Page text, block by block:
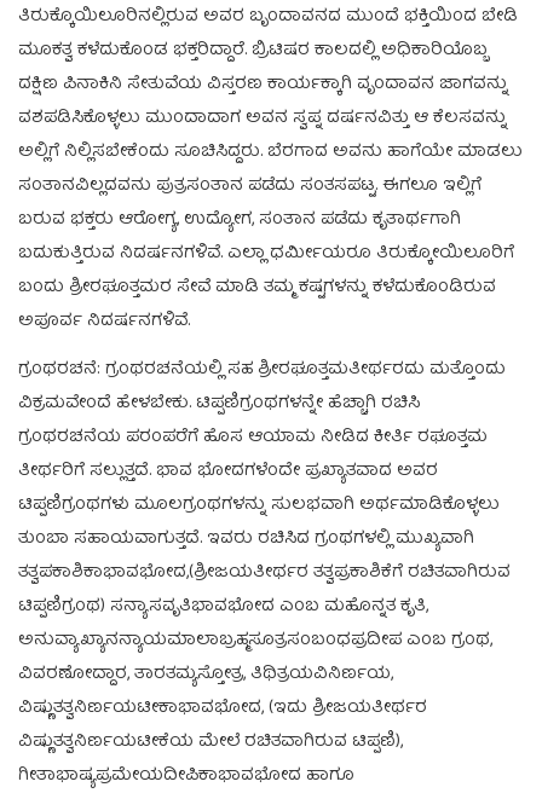
ತಿರುಕ್ಕೊಯಿಲೂರಿನಲ್ಲಿರುವ ಅವರ ಬೃಂದಾವನದ ಮುಂದೆ ಭಕ್ತಿಯಿಂದ ಬೇಡಿ
ಮೂಕತ್ವ ಕಳೆದುಕೊಂಡ ಭಕ್ತರಿದ್ದಾರೆ. ಬ್ರಿಟಿಷರ ಕಾಲದಲ್ಲಿ ಅಧಿಕಾರಿಯೊಬ್ಬ
ದಕ್ಷಿಣ ಪಿನಾಕಿನಿ ಸೇತುವೆಯ ವಿಸ್ತರಣ ಕಾರ್ಯಕ್ಕಾಗಿ ವೃಂದಾವನ ಜಾಗವನ್ನು
ವಶಪಡಿಸಿಕೊಳ್ಳಲು ಮುಂದಾದಾಗ ಅವನ ಸ್ವಪ್ನ ದರ್ಷನವಿತ್ತು ಆ ಕೆಲಸವನ್ನು
ಅಲ್ಲಿಗೆ ನಿಲ್ಲಿಸಬೇಕೆಂದು ಸೂಚಿಸಿದ್ದರು. ಬೆರಗಾದ ಅವನು ಹಾಗೆಯೇ ಮಾಡಲು
ಸಂತಾನವಿಲ್ಲದವನು ಪುತ್ರಸಂತಾನ ಪಡೆದು ಸಂತಸಪಟ್ಟ. ಈಗಲೂ ಇಲ್ಲಿಗೆ
ಬರುವ ಭಕ್ತರು ಆರೋಗ್ಯ, ಉದ್ಯೋಗ, ಸಂತಾನ ಪಡೆದು ಕೃತಾರ್ಥಗಾಗಿ
ಬದುಕುತ್ತಿರುವ ನಿದರ್ಷನಗಳಿವೆ. ಎಲ್ಲಾ ಧರ್ಮೀಯರೂ ತಿರುಕ್ಕೋಯಿಲೂರಿಗೆ
ಬಂದು ಶ್ರೀರಘೂತ್ತಮರ ಸೇವೆ ಮಾಡಿ ತಮ್ಮ ಕಷ್ಟಗಳನ್ನು ಕಳೆದುಕೊಂಡಿರುವ
ಅಪೂರ್ವ ನಿದರ್ಷನಗಳಿವೆ.
ಗ್ರಂಥರಚನೆ: ಗ್ರಂಥರಚನೆಯಲ್ಲಿ ಸಹ ಶ್ರೀರಘೂತ್ತಮತೀರ್ಥರದು ಮತ್ತೊಂದು
ವಿಕ್ರಮವೇಂದೆ ಹೇಳಬೇಕು. ಟಿಪ್ಪಣಿಗ್ರಂಥಗಳನ್ನೇ ಹೆಚ್ಚಾಗಿ ರಚಿಸಿ
ಗ್ರಂಥರಚನೆಯ ಪರಂಪರೆಗೆ ಹೊಸ ಆಯಾಮ ನೀಡಿದ ಕೀರ್ತಿ ರಘೂತ್ತಮ
ತೀರ್ಥರಿಗೆ ಸಲ್ಲುತ್ತದೆ. ಭಾವ ಭೋದಗಳೆಂದೇ ಪ್ರಖ್ಯಾತವಾದ ಅವರ
ಟಿಪ್ಪಣಿಗ್ರಂಥಗಳು ಮೂಲಗ್ರಂಥಗಳನ್ನು ಸುಲಭವಾಗಿ ಅರ್ಥಮಾಡಿಕೊಳ್ಳಲು
ತುಂಬಾ ಸಹಾಯವಾಗುತ್ತದೆ. ಇವರು ರಚಿಸಿದ ಗ್ರಂಥಗಳಲ್ಲಿ ಮುಖ್ಯವಾಗಿ
ತತ್ವಪಕಾಶಿಕಾಭಾವಭೋದ,(ಶ್ರೀಜಯತೀರ್ಥರ ತತ್ವಪ್ರಕಾಶಿಕೆಗೆ ರಚಿತವಾಗಿರುವ
ಟಿಪ್ಪಣಿಗ್ರಂಥ) ಸನ್ಯಾಸವೃತಿಭಾವಭೋದ ಎಂಬ ಮಹೊನ್ನತ ಕೃತಿ,
ಅನುವ್ಯಾಖ್ಯಾನನ್ಯಾಯಮಾಲಾಬ್ರಹ್ಮಸೂತ್ರಸಂಬಂಧಪ್ರದೀಪ ಎಂಬ ಗ್ರಂಥ,
ವಿವರಣೋದ್ದಾರ, ತಾರತಮ್ಯಸ್ತೋತ್ರ, ತಿಥಿತ್ರಯವಿನಿರ್ಣಯ,
ವಿಷ್ಣುತತ್ವನಿರ್ಣಯಟೀಕಾಭಾವಭೋದ, (ಇದು ಶ್ರೀಜಯತೀರ್ಥರ
ವಿಷ್ಣುತತ್ವನಿರ್ಣಯಟೀಕೆಯ ಮೇಲೆ ರಚಿತವಾಗಿರುವ ಟಿಪ್ಪಣಿ),
ಗೀತಾಭಾಷ್ಯಪ್ರಮೇಯದೀಪಿಕಾಭಾವಭೋದ ಹಾಗೂ